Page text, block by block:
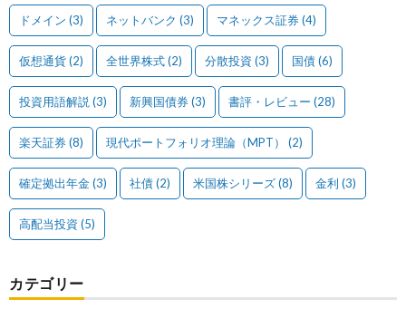
ドメイン (3) ネットバンク (3) マネックス証券(4)
仮想通貨(2) 全世界株式(2) 分散投資 (3) 国債(6)
投資用語解説 (3) 新興国債券(3) 書評・レビュー (28)
楽天証券(8) 現代ポートフォリオ理論（MPT） (2)
確定拠出年金(3) 社債(2) 米国株シリーズ(8) 金利 (3)
高配当投資 (5)
カテゴリー